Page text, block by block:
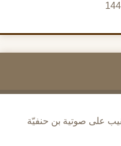
على صوتية بن حنفيّة